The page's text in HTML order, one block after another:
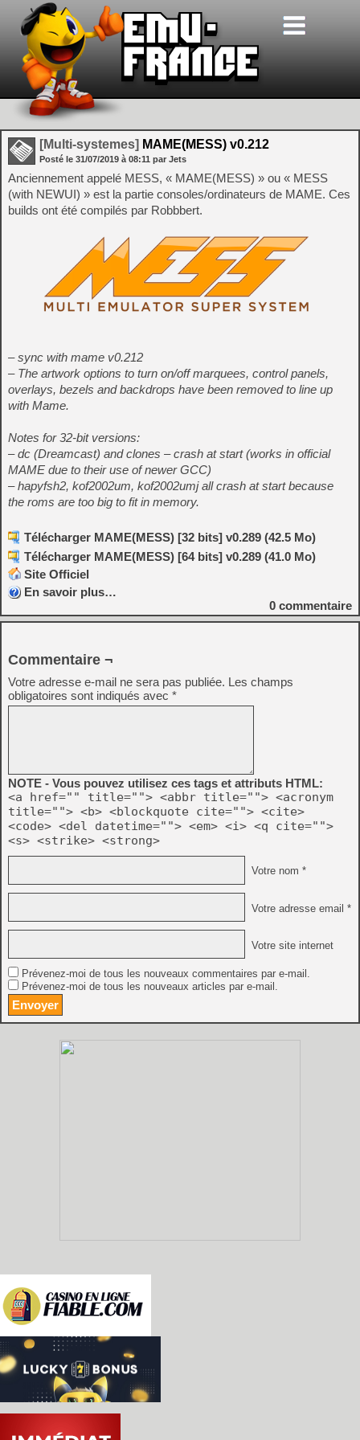
[Multi-systemes] MAME(MESS) v0.212
Posté le 31/07/2019 à 08:11 par Jets
Anciennement appelé MESS, « MAME(MESS) » ou « MESS
(with NEWUI) » est la partie consoles/ordinateurs de MAME. Ces
builds ont été compilés par Robbbert.
– sync with mame v0.212
– The artwork options to turn on/off marquees, control panels,
overlays, bezels and backdrops have been removed to line up
with Mame.
Notes for 32-bit versions:
– dc (Dreamcast) and clones – crash at start (works in official
MAME due to their use of newer GCC)
– hapyfsh2, kof2002um, kof2002umj all crash at start because
the roms are too big to fit in memory.
Télécharger MAME(MESS) [32 bits] v0.289 (42.5 Mo)
Télécharger MAME(MESS) [64 bits] v0.289 (41.0 Mo)
Site Officiel
En savoir plus…
0 commentaire
Commentaire ¬
Votre adresse e-mail ne sera pas publiée. Les champs
obligatoires sont indiqués avec *
NOTE - Vous pouvez utilisez ces tags et attributs HTML:
<a href="" title=""> <abbr title=""> <acronym
title=""> <b> <blockquote cite=""> <cite>
<code> <del datetime=""> <em> <i> <q cite="">
<s> <strike> <strong>
Votre nom *
Votre adresse email *
Votre site internet
Prévenez-moi de tous les nouveaux commentaires par e-mail.
Prévenez-moi de tous les nouveaux articles par e-mail.